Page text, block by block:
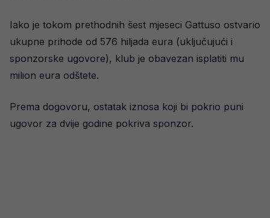
Iako je tokom prethodnih šest mjeseci Gattuso ostvario
ukupne prihode od 576 hiljada eura (uključujući i
sponzorske ugovore), klub je obavezan isplatiti mu
milion eura odštete.
Prema dogovoru, ostatak iznosa koji bi pokrio puni
ugovor za dvije godine pokriva sponzor.